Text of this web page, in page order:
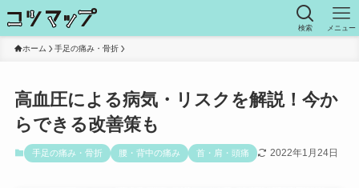
検索 メニュー
ホーム 手足の痛み・骨折
高血圧による病気・リスクを解説！今か
らできる改善策も
手足の痛み・骨折 腰・背中の痛み 首・肩・頭痛 2022年1月24日